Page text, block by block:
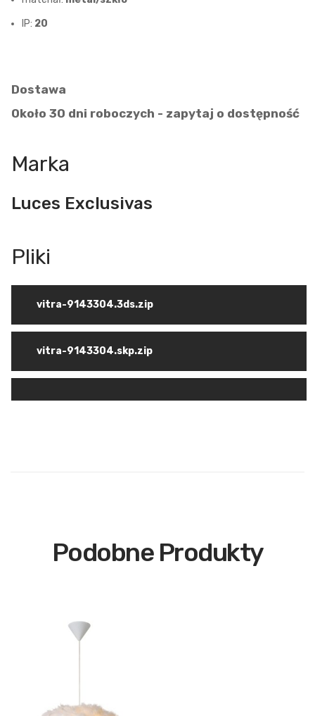
IP: 20
Dostawa
Około 30 dni roboczych - zapytaj o dostępność
Marka
Luces Exclusivas
vitra-9143304.3ds.zip
vitra-9143304.skp.zip
Podobne Produkty